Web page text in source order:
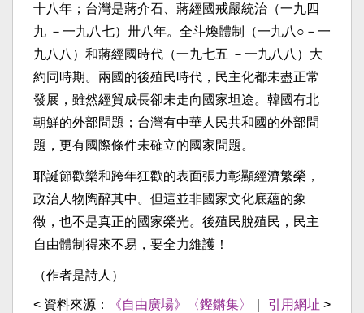
十八年；台灣是蔣介石、蔣經國戒嚴統治（一九四
九 －一九八七）卅八年。全斗煥體制（一九八○－一
九八八）和蔣經國時代（一九七五 －一九八八）大
約同時期。兩國的後殖民時代，民主化都未盡正常
發展，雖然經貿成長卻未走向國家坦途。韓國有北
朝鮮的外部問題；台灣有中華人民共和國的外部問
題，更有國際條件未確立的國家問題。
耶誕節歡樂和跨年狂歡的表面張力彰顯經濟繁榮，
政治人物陶醉其中。但這並非國家文化底蘊的象
徵，也不是真正的國家榮光。後殖民脫殖民，民主
自由體制得來不易，要全力維護！
（作者是詩人）
< 資料來源： 《自由廣場》〈鏗鏘集〉 引用網址 >